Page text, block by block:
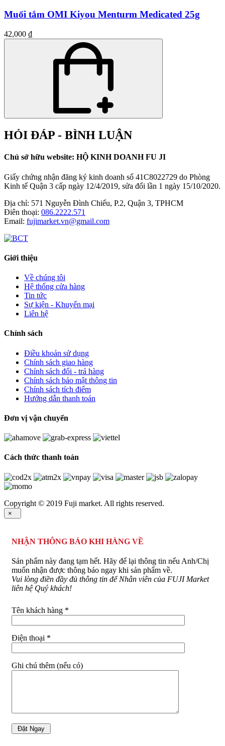
Muối tắm OMI Kiyou Menturm Medicated 25g
42,000 ₫
HỎI ĐÁP - BÌNH LUẬN
Chủ sở hữu website: HỘ KINH DOANH FU JI
Giấy chứng nhận đăng ký kinh doanh số 41C8022729 do Phòng
Kinh tế Quận 3 cấp ngày 12/4/2019, sửa đổi lần 1 ngày 15/10/2020.
Địa chỉ: 571 Nguyễn Đình Chiểu, P.2, Quận 3, TPHCM
Điên thoại: 086.2222.571
Email: fujimarket.vn@gmail.com
Giới thiệu
Về chúng tôi
Hệ thống cửa hàng
Tin tức
Sự kiện - Khuyến mại
Liên hệ
Chính sách
Điều khoản sử dụng
Chính sách giao hàng
Chính sách đổi - trả hàng
Chính sách bảo mật thông tin
Chính sách tích điểm
Hướng dẫn thanh toán
Đơn vị vận chuyển
Cách thức thanh toán
Copyright © 2019 Fuji market. All rights reserved.
×
NHẬN THÔNG BÁO KHI HÀNG VỀ
Sản phẩm này đang tạm hết. Hãy để lại thông tin nếu Anh/Chị
muốn nhận được thông báo ngay khi sản phẩm về.
Vui lòng điền đầy đủ thông tin để Nhân viên của FUJI Market
liên hệ Quý khách!
Tên khách hàng *
Điện thoại *
Ghi chú thêm (nếu có)